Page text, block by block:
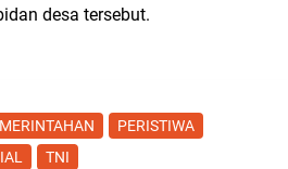
desa tersebut.
PERISTIWA
TNI